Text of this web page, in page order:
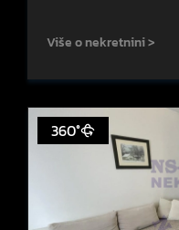
Više o nekretnini >
360°